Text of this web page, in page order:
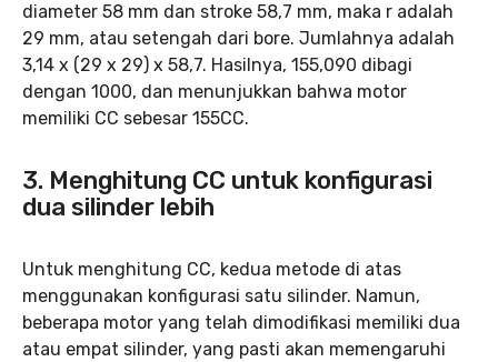
diameter 58 mm dan stroke 58,7 mm, maka r adalah
29 mm, atau setengah dari bore. Jumlahnya adalah
3,14 x (29 x 29) x 58,7. Hasilnya, 155,090 dibagi
dengan 1000, dan menunjukkan bahwa motor
memiliki CC sebesar 155CC.
3. Menghitung CC untuk konfigurasi
dua silinder lebih
Untuk menghitung CC, kedua metode di atas
menggunakan konfigurasi satu silinder. Namun,
beberapa motor yang telah dimodifikasi memiliki dua
atau empat silinder, yang pasti akan memengaruhi